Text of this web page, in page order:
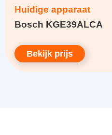
Huidige apparaat
Bosch KGE39ALCA
Bekijk prijs